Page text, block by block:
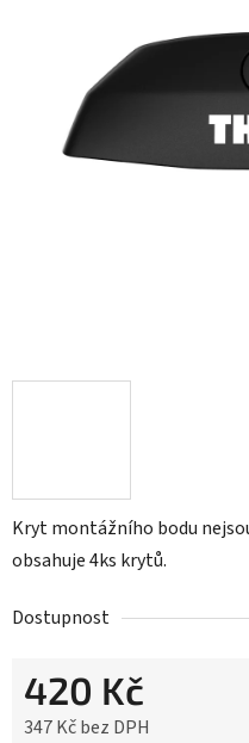
Kryt montážního bodu
obsahuje 4ks krytů.
Dostupnost
420 Kč
347 Kč bez DPH